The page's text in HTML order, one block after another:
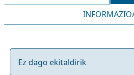
Ez dago ekitaldirik